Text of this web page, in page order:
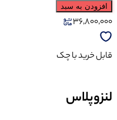
افزودن به سبد
36,800,000
قابل خرید با چک
لنزوپلاس